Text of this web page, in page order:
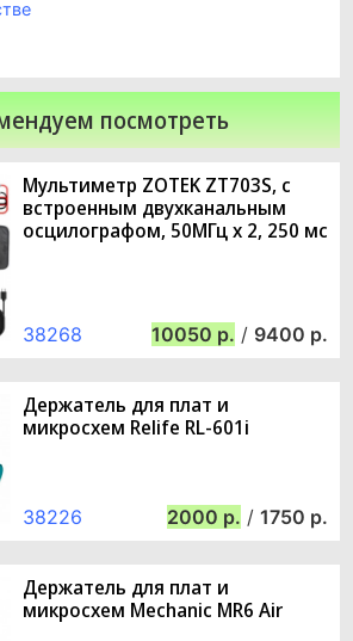
посмотреть
Мультиметр ZOTEK ZT703S, с
встроенным двухканальным
осцилографом, 50МГц x 2, 250 мс
38268 10050 / 9400
Держатель для плат и
микросхем Relife RL-601i
38226 2000 / 1750
Держатель для плат и
микросхем Mechanic MR6 Air